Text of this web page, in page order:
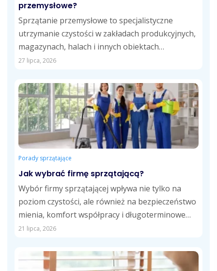
przemysłowe?
Sprzątanie przemysłowe to specjalistyczne
utrzymanie czystości w zakładach produkcyjnych,
magazynach, halach i innych obiektach
przemysłowych. Obejmuje usuwanie pyłów,
27 lipca, 2026
Porady sprzątające
Jak wybrać firmę sprzątającą?
Wybór firmy sprzątającej wpływa nie tylko na
poziom czystości, ale również na bezpieczeństwo
mienia, komfort współpracy i długoterminowe
koszty usług....
21 lipca, 2026